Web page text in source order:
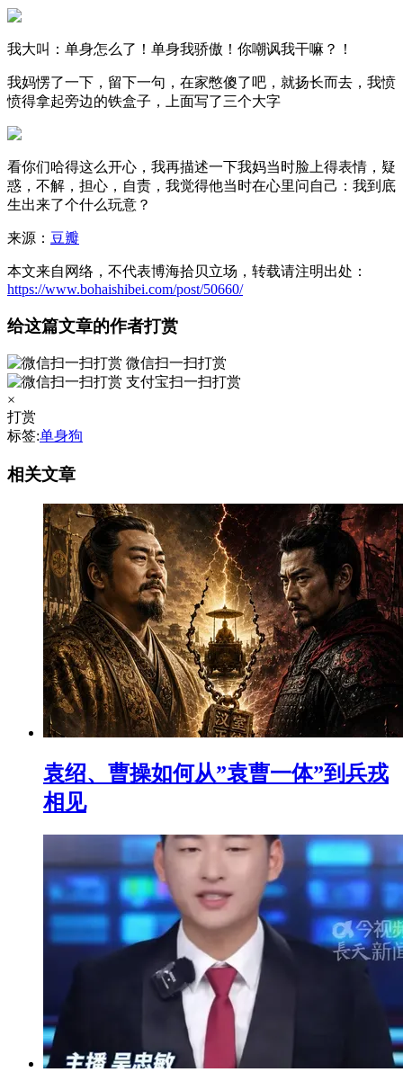
我大叫：单身怎么了！单身我骄傲！你嘲讽我干嘛？！
我妈愣了一下，留下一句，在家憋傻了吧，就扬长而去，我愤
愤得拿起旁边的铁盒子，上面写了三个大字
看你们哈得这么开心，我再描述一下我妈当时脸上得表情，疑
惑，不解，担心，自责，我觉得他当时在心里问自己：我到底
生出来了个什么玩意？
来源： 豆瓣
本文来自网络，不代表博海拾贝立场，转载请注明出处：
https://www.bohaishibei.com/post/50660/
给这篇文章的作者打赏
微信扫一扫打赏
支付宝扫一扫打赏
×
打赏
标签:单身狗
相关文章
袁绍、曹操如何从”袁曹一体”到兵戎
相见